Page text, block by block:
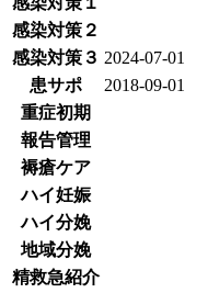
感染対策２
感染対策３ 2024-07-01
患サポ
2018-09-01
重症初期
報告管理
褥瘡ケア
ハイ妊娠
ハイ分娩
地域分娩
精救急紹介